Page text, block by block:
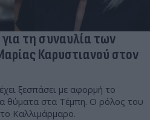
τη συναυλία των
Καρυστιανού στον
ξεσπάσει με αφορμή το
θύματα στα Τέμπη. Ο ρόλος του
Καλλιμάρμαρο.